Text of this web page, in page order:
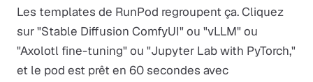
Les templates de RunPod regroupent ça. Cliquez
sur "Stable Diffusion ComfyUI" ou "vLLM" ou
"Axolotl fine-tuning" ou "Jupyter Lab with PyTorch,"
et le pod est prêt en 60 secondes avec